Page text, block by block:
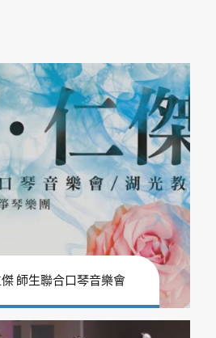
師生聯合口琴音樂會